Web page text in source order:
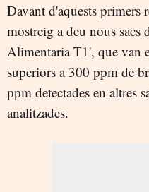
Davant d'aquests primers
mostreig a deu nous sacs
Alimentaria T1', que van
superiors a 300 ppm de
ppm detectades en altres
analitzades.